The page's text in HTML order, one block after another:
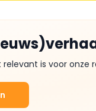
relevant is voor